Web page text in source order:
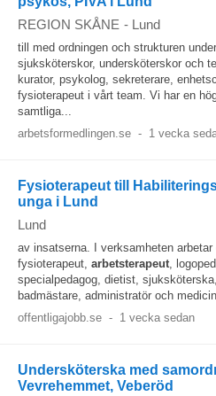
REGION SKÅNE - Lund
till med ordningen och strukturen
sjuksköterskor, undersköterskor och
kurator, psykolog, sekreterare,
fysioterapeut i vårt team. Vi har en
samtliga...
arbetsformedlingen.se - 1 vecka
Fysioterapeut till
unga i Lund
Lund
av insatserna. I verksamheten
fysioterapeut, arbetsterapeut,
specialpedagog, dietist,
badmästare, administratör och
offentligajobb.se - 1 vecka sedan
Undersköterska med
Vevrehemmet, Veberöd